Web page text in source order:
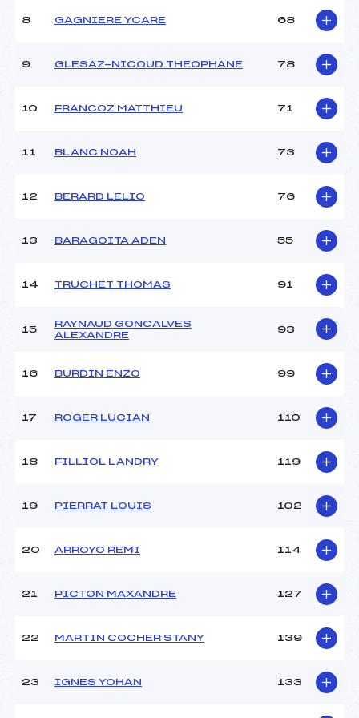
Ouvreurs C :
13:00
BAUDIN (SA)
Ouvreurs B :
TURPAULT (SA)
Ouvreurs D :
Température arrivée :
U16
8 GAGNIERE YCARE 68
9 GLESAZ-NICOUD THEOPHANE 78
10 FRANCOZ MATTHIEU 71
11 BLANC NOAH 73
12 BERARD LELIO 76
13 BARAGOITA ADEN 55
14 TRUCHET THOMAS 91
15
RAYNAUD GONCALVES
ALEXANDRE
93
16 BURDIN ENZO 99
17 ROGER LUCIAN 110
18 FILLIOL LANDRY 119
19 PIERRAT LOUIS 102
20 ARROYO REMI 114
21 PICTON MAXANDRE 127
22 MARTIN COCHER STANY 139
23 IGNES YOHAN 133